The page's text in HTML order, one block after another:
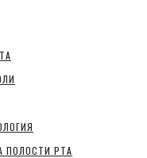
ПОЛОСТИ РТА